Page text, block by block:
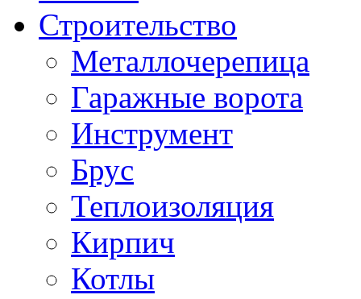
Строительство
Металлочерепица
Гаражные ворота
Инструмент
Брус
Теплоизоляция
Кирпич
Котлы